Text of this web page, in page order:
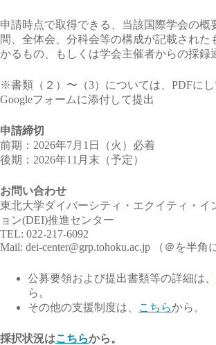
申請時点で取得できる、当該国際学会の概
間、全体会、分科会等の構成が記載された
かるもの、もしくは学会主催者からの採録
※書類（２）〜（3）については、PDFに
Googleフォームに添付して提出
申請締切
前期：2026年7月1日（火）必着
後期：2026年11月末（予定）
お問い合わせ
東北大学ダイバーシティ・エクイティ・イ
ョン(DEI)推進センター
TEL: 022-217-6092
Mail: dei-center@grp.tohoku.ac.jp （＠を半角
公募要領および提出書類等の詳細は、
ら。
その他の支援制度は、
こちらから。
採択状況はこちらから。